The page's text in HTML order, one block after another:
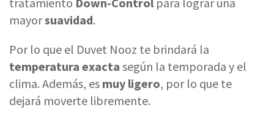
mayorsuavidad.
Por lo que el Duvet Nooz te brindará la
temperatura exacta según la temporada y el
clima. Además, es muy ligero, por lo que te
dejará moverte libremente.